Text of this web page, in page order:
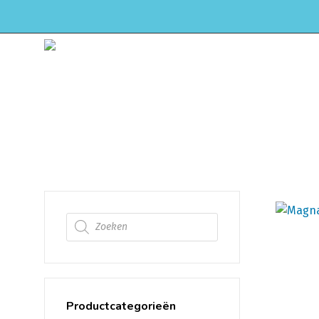
Producten zoeken
Productcategorieën